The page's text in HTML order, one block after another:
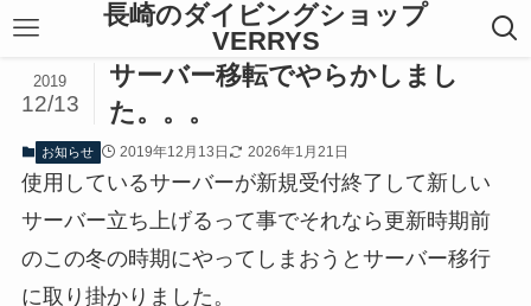
長崎のダイビングショップ
VERRYS
サーバー移転でやらかしまし
た。。。
2019
12/13
お知らせ 2019年12月13日 2026年1月21日
使用しているサーバーが新規受付終了して新しい
サーバー立ち上げるって事でそれなら更新時期前
のこの冬の時期にやってしまおうとサーバー移行
に取り掛かりました。